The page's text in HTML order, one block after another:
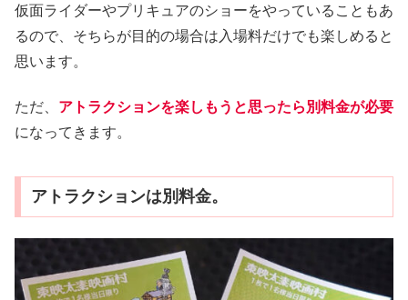
仮面ライダーやプリキュアのショーをやっていることもあ
るので、そちらが目的の場合は入場料だけでも楽しめると
思います。
ただ、 アトラクションを楽しもうと思ったら別料金が必要
になってきます。
アトラクションは別料金。